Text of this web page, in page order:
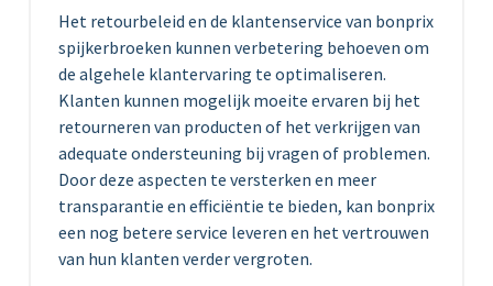
Het retourbeleid en de klantenservice van bonprix
spijkerbroeken kunnen verbetering behoeven om
de algehele klantervaring te optimaliseren.
Klanten kunnen mogelijk moeite ervaren bij het
retourneren van producten of het verkrijgen van
adequate ondersteuning bij vragen of problemen.
Door deze aspecten te versterken en meer
transparantie en efficiëntie te bieden, kan bonprix
een nog betere service leveren en het vertrouwen
van hun klanten verder vergroten.